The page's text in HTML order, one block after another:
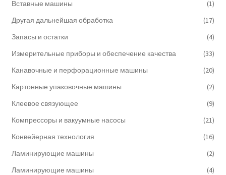
Вставные машины
(1)
Другая дальнейшая обработка
(17)
Запасы и остатки
(4)
Измерительные приборы и обеспечение качества
(33)
Канавочные и перфорационные машины
(20)
Картонные упаковочные машины
(2)
Клеевое связующее
(9)
Компрессоры и вакуумные насосы
(21)
Конвейерная технология
(16)
Ламинирующие машины
(2)
Ламинирующие машины
(4)